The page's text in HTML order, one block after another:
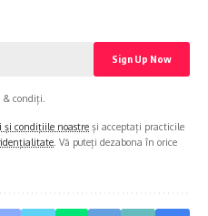
condiți.
și condițiile noastre și acceptați practicile
. Vă puteți dezabona în orice